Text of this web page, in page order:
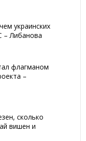
украинских
– Либанова
флагманом
–
сколько
вишен и